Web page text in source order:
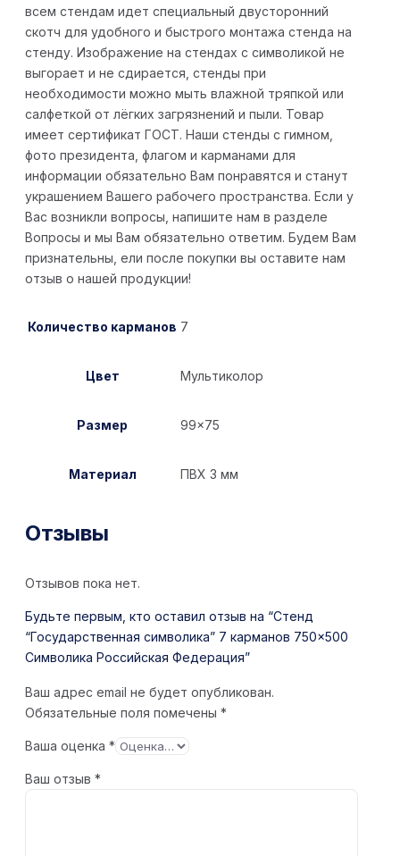
всем стендам идет специальный двусторонний
скотч для удобного и быстрого монтажа стенда на
стенду. Изображение на стендах с символикой не
выгорает и не сдирается, стенды при
необходимости можно мыть влажной тряпкой или
салфеткой от лёгких загрязнений и пыли. Товар
имеет сертификат ГОСТ. Наши стенды с гимном,
фото президента, флагом и карманами для
информации обязательно Вам понравятся и станут
украшением Вашего рабочего пространства. Если у
Вас возникли вопросы, напишите нам в разделе
Вопросы и мы Вам обязательно ответим. Будем Вам
признательны, ели после покупки вы оставите нам
отзыв о нашей продукции!
Количество карманов 7
Цвет Мультиколор
Размер 99×75
Материал ПВХ 3 мм
Отзывы
Отзывов пока нет.
Будьте первым, кто оставил отзыв на “Стенд
“Государственная символика” 7 карманов 750×500
Символика Российская Федерация”
Ваш адрес email не будет опубликован.
Обязательные поля помечены *
Ваша оценка *
Ваш отзыв *